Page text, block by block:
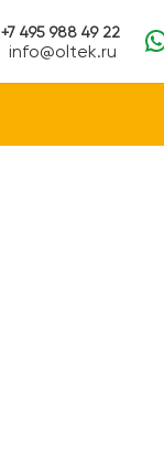
+7 495 988 49 22
info@oltek.ru